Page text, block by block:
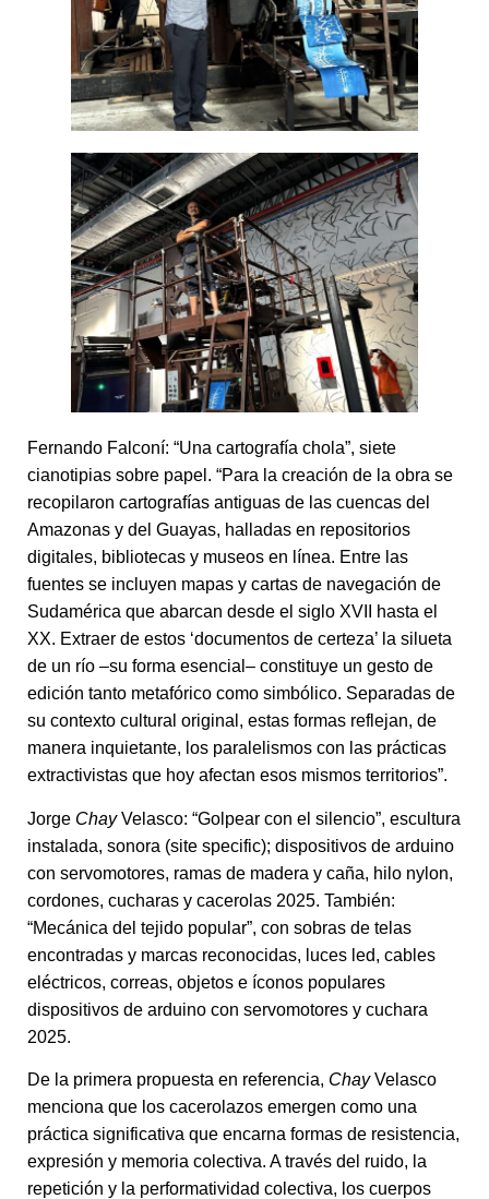
Fernando Falconí: “Una cartografía chola”, siete
cianotipias sobre papel. “Para la creación de la obra se
recopilaron cartografías antiguas de las cuencas del
Amazonas y del Guayas, halladas en repositorios
digitales, bibliotecas y museos en línea. Entre las
fuentes se incluyen mapas y cartas de navegación de
Sudamérica que abarcan desde el siglo XVII hasta el
XX. Extraer de estos ‘documentos de certeza’ la silueta
de un río –su forma esencial– constituye un gesto de
edición tanto metafórico como simbólico. Separadas de
su contexto cultural original, estas formas reflejan, de
manera inquietante, los paralelismos con las prácticas
extractivistas que hoy afectan esos mismos territorios”.
Jorge ChayVelasco: “Golpear con el silencio”, escultura
instalada, sonora (site specific); dispositivos de arduino
con servomotores, ramas de madera y caña, hilo nylon,
cordones, cucharas y cacerolas 2025. También:
“Mecánica del tejido popular”, con sobras de telas
encontradas y marcas reconocidas, luces led, cables
eléctricos, correas, objetos e íconos populares
dispositivos de arduino con servomotores y cuchara
2025.
De la primera propuesta en referencia, ChayVelasco
menciona que los cacerolazos emergen como una
práctica significativa que encarna formas de resistencia,
expresión y memoria colectiva. A través del ruido, la
repetición y la performatividad colectiva, los cuerpos